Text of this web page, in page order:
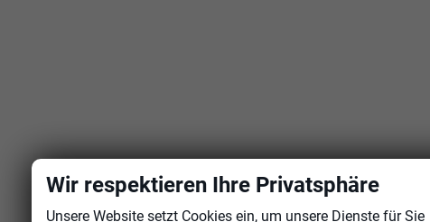
Wir respektieren Ihre Privatsphäre
Unsere Website setzt Cookies ein, um unsere Dienste für Sie